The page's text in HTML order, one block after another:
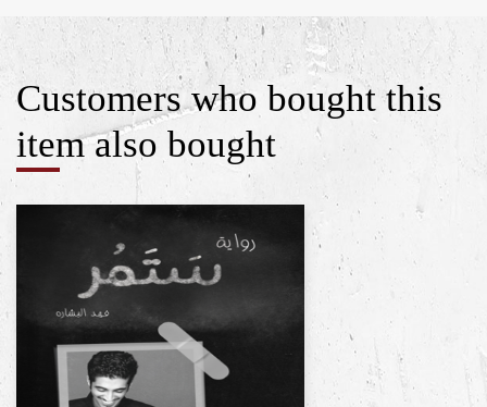
Customers who bought this
item also bought